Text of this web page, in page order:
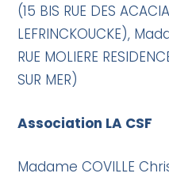
(15 BIS RUE DES
LEFRINCKOUCKE),
RUE MOLIERE
SUR MER)
Association LA CSF
Madame COVILLE